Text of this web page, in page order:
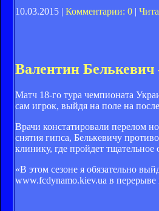
10.03.2015 | Комментарии: 0 |
Валентин Белькевич
Матч 18-го тура чемпионата
сам игрок, выйдя на поле на
Врачи констатировали перелом
снятия гипса, Белькевичу
клинику, где пройдет
«В этом сезоне я обязательно
www.fcdynamo.kiev.ua в